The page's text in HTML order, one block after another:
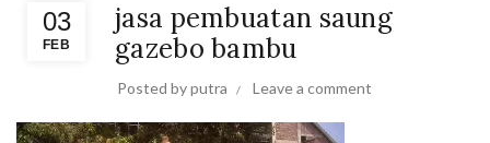
03
FEB
jasa pembuatan saung
gazebo bambu
Posted byputra Leave a comment